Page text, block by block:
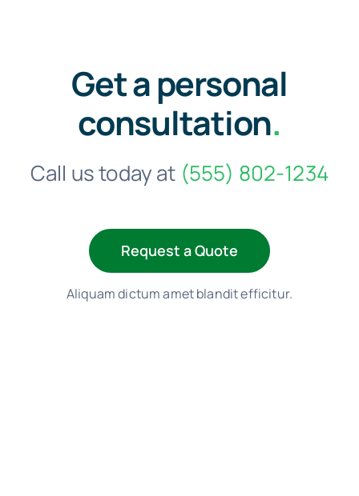
Get a personal
consultation.
Call us today at (555) 802-1234
Request a Quote
Aliquam dictum amet blandit efficitur.